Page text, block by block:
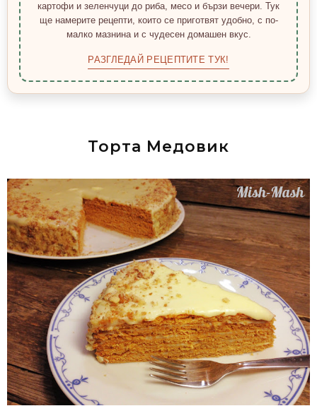
картофи и зеленчуци до риба, месо и бързи вечери. Тук
ще намерите рецепти, които се приготвят удобно, с по-
малко мазнина и с чудесен домашен вкус.
РАЗГЛЕДАЙ РЕЦЕПТИТЕ ТУК!
Торта Медовик